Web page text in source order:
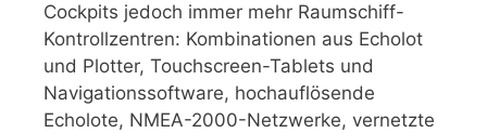
Cockpits jedoch immer mehr Raumschiff-
Kontrollzentren: Kombinationen aus Echolot
und Plotter, Touchscreen-Tablets und
Navigationssoftware, hochauflösende
Echolote, NMEA-2000-Netzwerke, vernetzte